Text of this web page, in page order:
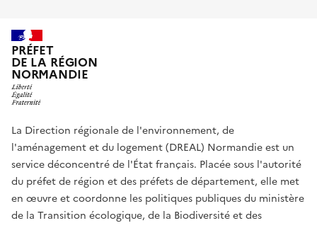
PRÉFET
DE LA RÉGION
NORMANDIE
La Direction régionale de l'environnement, de
l'aménagement et du logement (DREAL) Normandie est un
service déconcentré de l'État français. Placée sous l'autorité
du préfet de région et des préfets de département, elle met
en œuvre et coordonne les politiques publiques du ministère
de la Transition écologique, de la Biodiversité et des